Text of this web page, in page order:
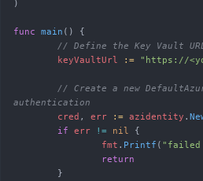
)
func main () {
// Define the Key Vault
	keyVaultUrl
:= "https://
authentication
	cred
, err := azidentity .
	if
err != nil {
		fmt
. Printf ( "failed
		return
	}